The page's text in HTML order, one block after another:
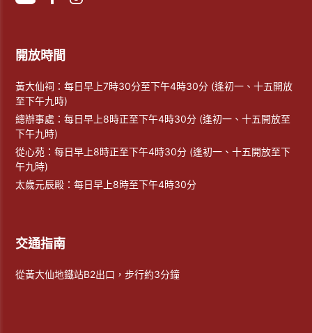
開放時間
黃大仙祠：每日早上7時30分至下午4時30分 (逢初一、十五開放
至下午九時)
總辦事處：每日早上8時正至下午4時30分 (逢初一、十五開放至
下午九時)
從心苑：每日早上8時正至下午4時30分 (逢初一、十五開放至下
午九時)
太歲元辰殿：每日早上8時至下午4時30分
交通指南
從黃大仙地鐵站B2出口，步行約3分鐘